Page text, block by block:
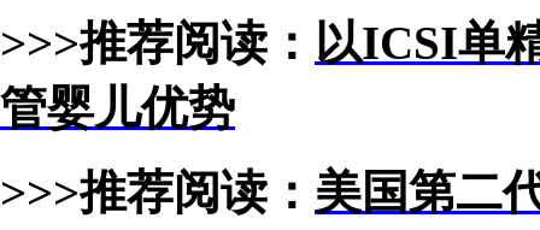
>>>推荐阅读： 以ICSI单
管婴儿优势
>>>推荐阅读： 美国第二